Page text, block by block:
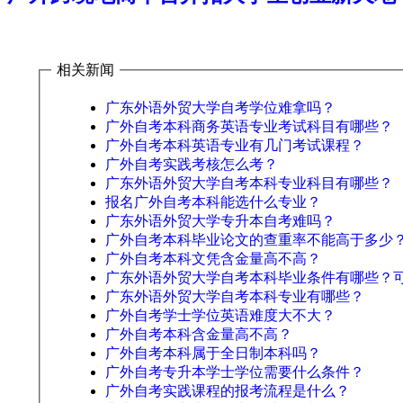
相关新闻
广东外语外贸大学自考学位难拿吗？
广外自考本科商务英语专业考试科目有哪些？
广外自考本科英语专业有几门考试课程？
广外自考实践考核怎么考？
广东外语外贸大学自考本科专业科目有哪些？
报名广外自考本科能选什么专业？
广东外语外贸大学专升本自考难吗？
广外自考本科毕业论文的查重率不能高于多少？
广外自考本科文凭含金量高不高？
广东外语外贸大学自考本科毕业条件有哪些？
广东外语外贸大学自考本科专业有哪些？
广外自考学士学位英语难度大不大？
广外自考本科含金量高不高？
广外自考本科属于全日制本科吗？
广外自考专升本学士学位需要什么条件？
广外自考实践课程的报考流程是什么？